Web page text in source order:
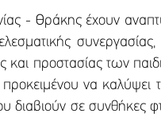
- Θράκης έχουν
και προστασίας των
προκειμένου να
διαβιούν σε συνθήκες